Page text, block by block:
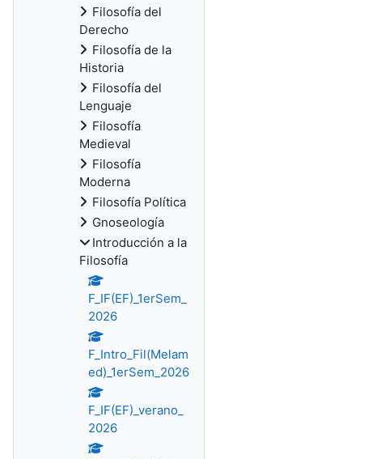
Filosofía del
Derecho
Filosofía de la
Historia
Filosofía del
Lenguaje
Filosofía
Medieval
Filosofía
Moderna
Filosofía Política
Gnoseología
Introducción a la
Filosofía
F_IF(EF)_1erSem_
2026
F_Intro_Fil(Melam
ed)_1erSem_2026
F_IF(EF)_verano_
2026